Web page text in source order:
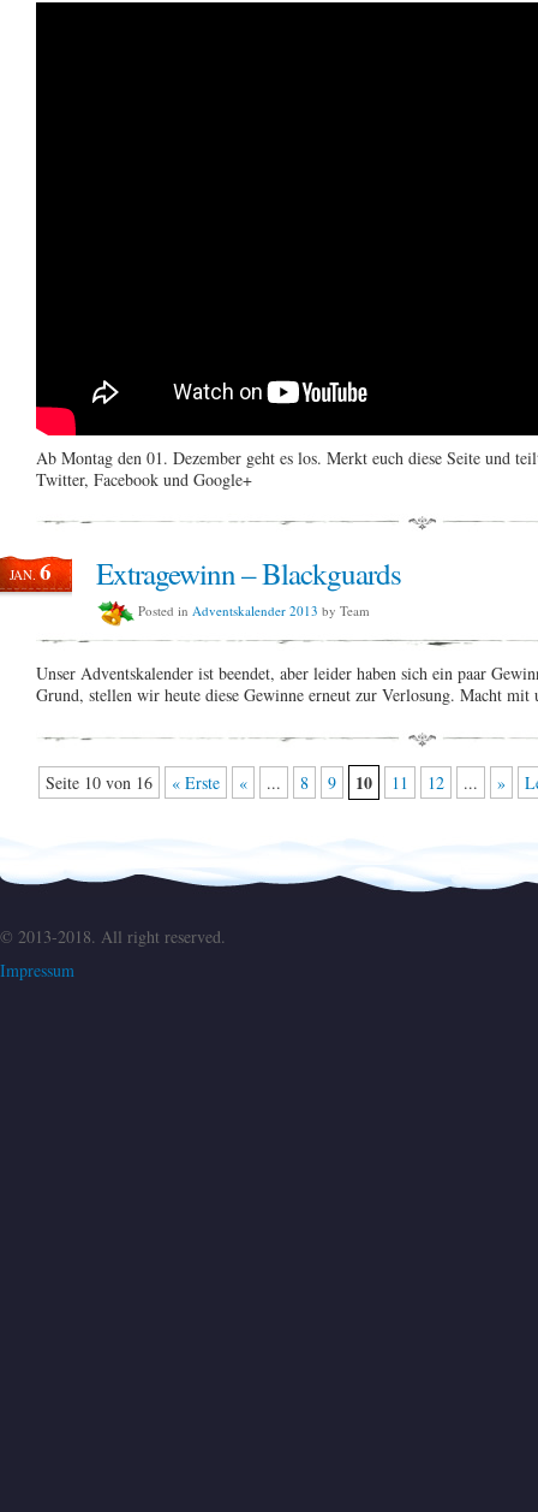
Ab Montag den 01. Dezember geht es los. Merkt euch diese Seite und
Twitter, Facebook und Google+
JAN.6 Extragewinn – Blackguards
Posted in Adventskalender 2013 by Team
Unser Adventskalender ist beendet, aber leider haben sich ein paar
Grund, stellen wir heute diese Gewinne erneut zur Verlosung. Macht
Seite 10 von 16 « Erste « ... 8 9 10 11 12 ... »
© 2013-2018. All right reserved.
Impressum